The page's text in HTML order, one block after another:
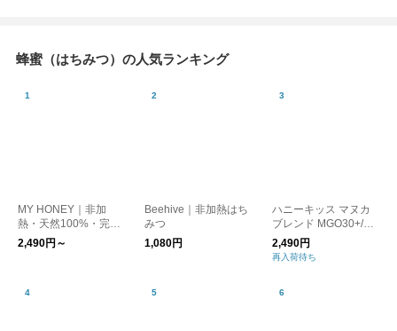
蜂蜜（はちみつ）の人気ランキング
MY HONEY｜非加
熱・天然100%・完全
無添加 食べやすく続
けやすい特別なマヌカ
ハニーと、ハンガリー
2,490円～
Beehive｜非加熱はち
みつ
1,080円
ハニーキッス マヌカ
ブレンド MGO30+/マ
ヌカハニー
2,490円
再入荷待ち